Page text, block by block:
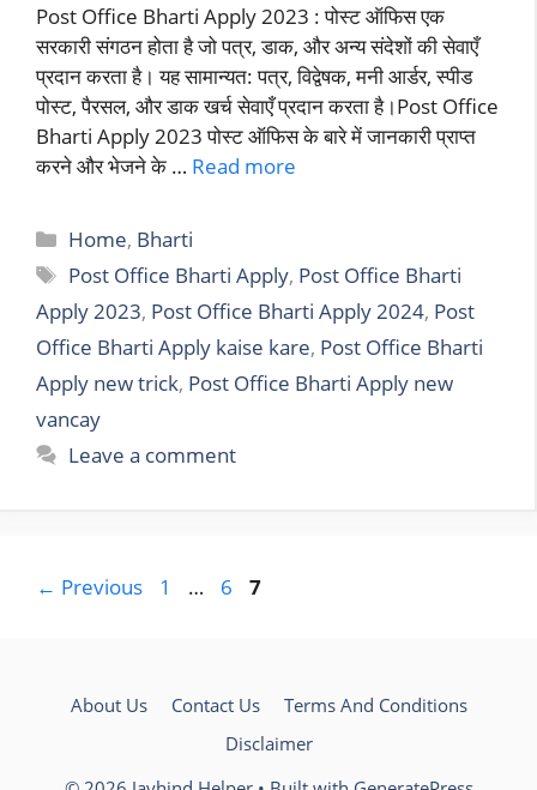
Post Office Bharti Apply 2023 : पोस्ट ऑफिस एक
सरकारी संगठन होता है जो पत्र, डाक, और अन्य संदेशों की सेवाएँ
प्रदान करता है। यह सामान्यत: पत्र, विद्वेषक, मनी आर्डर, स्पीड
पोस्ट, पैरसल, और डाक खर्च सेवाएँ प्रदान करता है।Post Office
Bharti Apply 2023 पोस्ट ऑफिस के बारे में जानकारी प्राप्त
करने और भेजने के … Read more
Categories
Home, Bharti
Tags
Post Office Bharti Apply, Post Office Bharti
Apply 2023, Post Office Bharti Apply 2024, Post
Office Bharti Apply kaise kare, Post Office Bharti
Apply new trick, Post Office Bharti Apply new
vancay
Leave a comment
← Previous Page
1 … Page
6 Page
7
About Us Contact Us
Terms And Conditions
Disclaimer